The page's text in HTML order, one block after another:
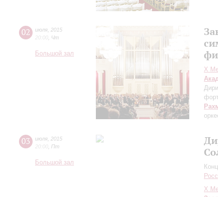
02 июля 2015
20:00 Чт
Большой зал
X
03 июля 2015
20:00 Пт
Большой зал
X